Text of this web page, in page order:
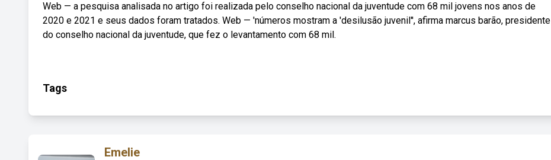
Web — a pesquisa analisada no artigo foi realizada pelo conselho nacional da juventude com 68 mil jovens nos anos de
2020 e 2021 e seus dados foram tratados. Web — 'números mostram a 'desilusão juvenil'', afirma marcus barão, presidente
do conselho nacional da juventude, que fez o levantamento com 68 mil.
Tags
Emelie